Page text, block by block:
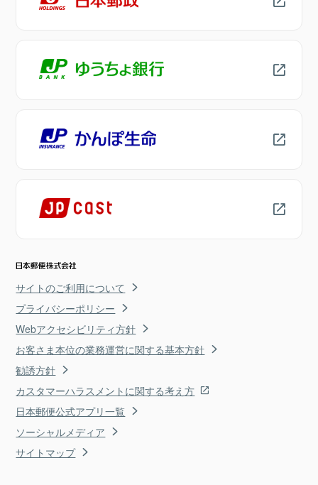
サイトのご利用について
プライバシーポリシー
Webアクセシビリティ方針
お客さま本位の業務運営に関する基本方針
勧誘方針
カスタマーハラスメントに関する考え方
日本郵便公式アプリ一覧
ソーシャルメディア
サイトマップ